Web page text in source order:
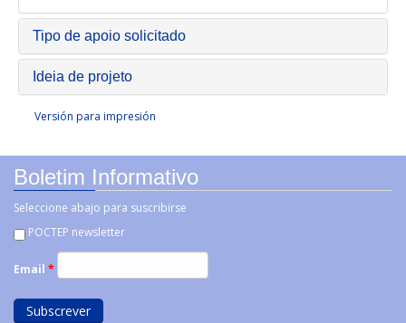
Tipo de apoio solicitado
Ideia de projeto
Versión para impresión
Boletim Informativo
Seleccione abajo para suscribirse
POCTEP newsletter
Email *